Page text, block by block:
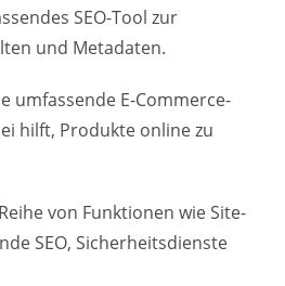
SEO-Tool zur
und Metadaten.
umfassende E-Commerce-
hilft, Produkte online zu
von Funktionen wie Site-
SEO, Sicherheitsdienste